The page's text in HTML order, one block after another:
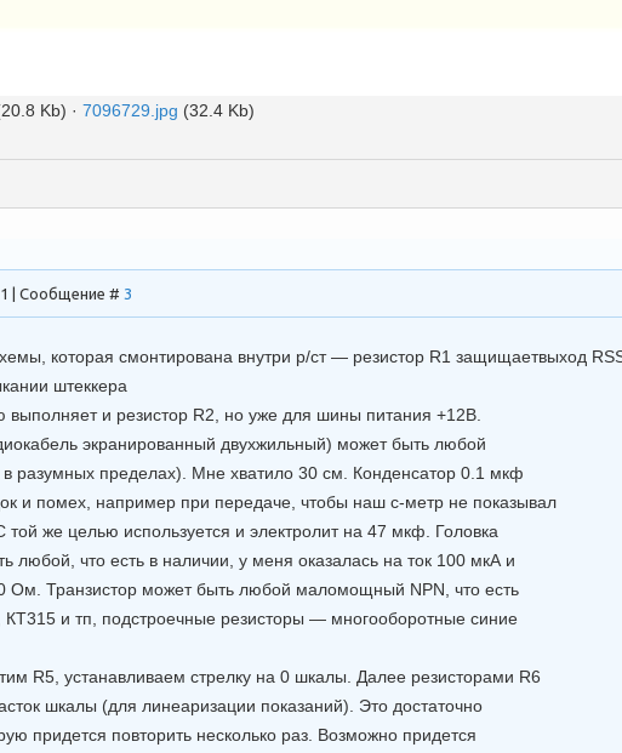
Kb) · 7096729.jpg (32.4 Kb)
| Сообщение # 3
которая смонтирована внутри р/ст — резистор R1 защищаетвыход
штеккера
и резистор R2, но уже для шины питания +12В.
экранированный двухжильный) может быть любой
разумных пределах). Мне хватило 30 см. Конденсатор 0.1 мкф
и помех, например при передаче, чтобы наш с-метр не показывал
же целью используется и электролит на 47 мкф. Головка
любой, что есть в наличии, у меня оказалась на ток 100 мкА и
Ом. Транзистор может быть любой маломощный NPN, что есть
и тп, подстроечные резисторы — многооборотные синие
R5, устанавливаем стрелку на 0 шкалы. Далее резисторами R6
шкалы (для линеаризации показаний). Это достаточно
придется повторить несколько раз. Возможно придется